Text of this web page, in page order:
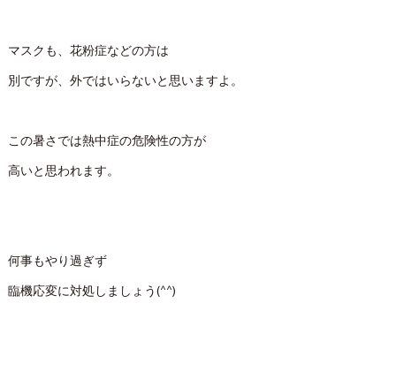
マスクも、花粉症などの方は
別ですが、外ではいらないと思いますよ。
この暑さでは熱中症の危険性の方が
高いと思われます。
何事もやり過ぎず
臨機応変に対処しましょう(^^)